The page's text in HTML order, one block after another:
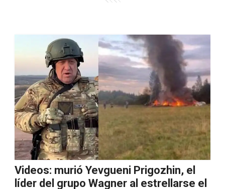
Videos: murió Yevgueni Prigozhin, el
líder del grupo Wagner al estrellarse el